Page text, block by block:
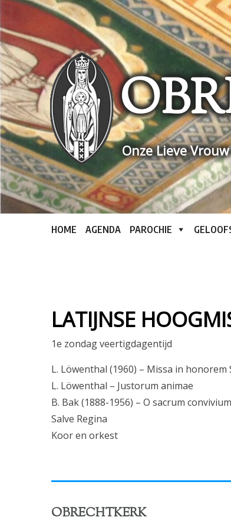
Skip
content
Onze Lieve
HOME AGENDA PAROCHIE
LATIJNSE
1e zondag veertigdagentijd
L. Löwenthal (1960) – Missa in honorem
L. Löwenthal – Justorum animae
B. Bak (1888-1956) – O sacrum convivium
Salve Regina
Koor en orkest
OBRECHTKERK